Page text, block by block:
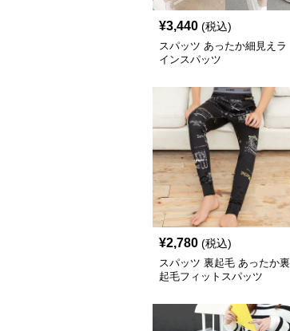
¥3,440 (税込)
スパッツ あったか細見えラ
インスパッツ
¥2,780 (税込)
スパッツ 裏起毛 あったか裏
起毛フィットスパッツ